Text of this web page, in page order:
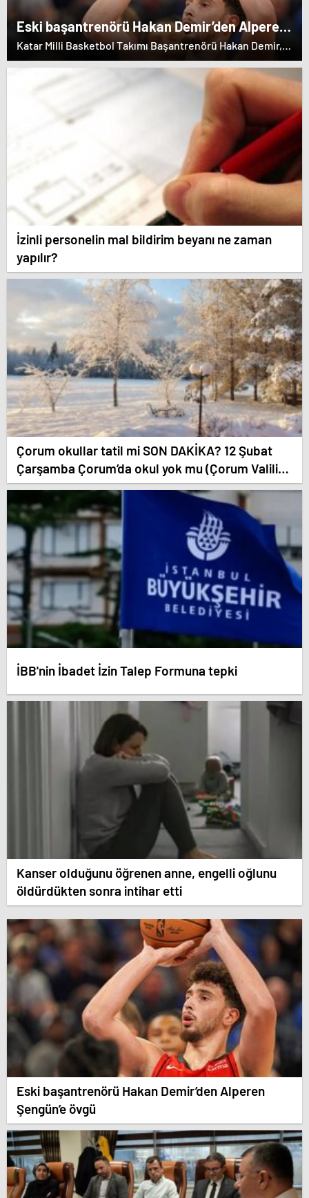
Eski başantrenörü Hakan Demir’den Alperen
Şengün’e övgü
Katar Milli Basketbol Takımı Başantrenörü Hakan Demir,
eski öğrencisi Alperen Şengün'e övgülerde bulundu.
İzinli personelin mal bildirim beyanı ne zaman
yapılır?
Çorum okullar tatil mi SON DAKİKA? 12 Şubat
Çarşamba Çorum’da okul yok mu (Çorum Valiliği
Açıklaması – KAR TATİLİ)?
İBB'nin İbadet İzin Talep Formuna tepki
Kanser olduğunu öğrenen anne, engelli oğlunu
öldürdükten sonra intihar etti
Eski başantrenörü Hakan Demir’den Alperen
Şengün’e övgü